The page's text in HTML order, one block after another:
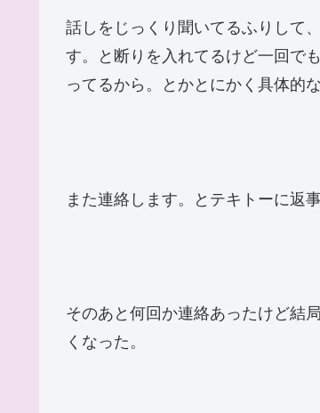
話しをじっくり聞いてるふりして
す。と断りを入れてるけど一回で
ってるから。とかとにかく具体的
また連絡します。とテキトーに返
そのあと何回か連絡あったけど結
くなった。